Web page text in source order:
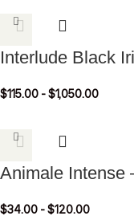
Interlude Black
$115.00 -$1,050.00
Animale Intense
$34.00 -$120.00